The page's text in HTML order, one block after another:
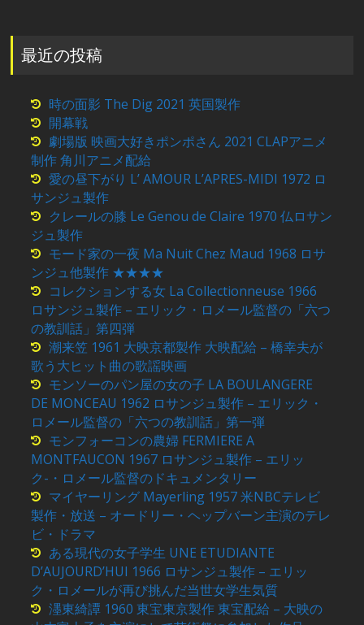
最近の投稿
時の面影 The Dig 2021 英国製作
開幕戦
劇場版 映画大好きポンポさん 2021 CLAPアニメ
制作 角川アニメ配給
愛の昼下がり L’ AMOUR L’APRES-MIDI 1972 ロ
サンジュ製作
クレールの膝 Le Genou de Claire 1970 仏ロサン
ジュ製作
モード家の一夜 Ma Nuit Chez Maud 1968 ロサ
ンジュ他製作 ★★★★
コレクションする女 La Collectionneuse 1966
ロサンジュ製作 – エリック・ロメール監督の「六つ
の教訓話」第四弾
潮来笠 1961 大映京都製作 大映配給 – 橋幸夫が
歌う大ヒット曲の歌謡映画
モンソーのパン屋の女の子 LA BOULANGERE
DE MONCEAU 1962 ロサンジュ製作 – エリック・
ロメール監督の「六つの教訓話」第一弾
モンフォーコンの農婦 FERMIERE A
MONTFAUCON 1967 ロサンジュ製作 – エリッ
ク-・ロメール監督のドキュメンタリー
マイヤーリング Mayerling 1957 米NBCテレビ
製作・放送 – オードリー・ヘップバーン主演のテレ
ビ・ドラマ
ある現代の女子学生 UNE ETUDIANTE
D’AUJOURD’HUI 1966 ロサンジュ製作 – エリッ
ク・ロメールが再び挑んだ当世女学生気質
濹東綺譚 1960 東宝東京製作 東宝配給 – 大映の